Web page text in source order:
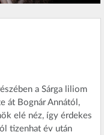
a Sárga liliom
át Bognár Annától,
elé néz, így érdekes
tizenhat év után